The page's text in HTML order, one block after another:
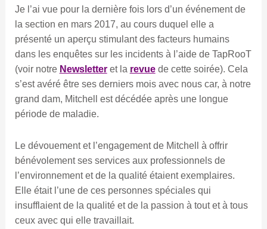
Je l’ai vue pour la dernière fois lors d’un événement de
la section en mars 2017, au cours duquel elle a
présenté un aperçu stimulant des facteurs humains
dans les enquêtes sur les incidents à l’aide de TapRooT
(voir notre Newsletteret la revuede cette soirée). Cela
s’est avéré être ses derniers mois avec nous car, à notre
grand dam, Mitchell est décédée après une longue
période de maladie.
Le dévouement et l’engagement de Mitchell à offrir
bénévolement ses services aux professionnels de
l’environnement et de la qualité étaient exemplaires.
Elle était l’une de ces personnes spéciales qui
insufflaient de la qualité et de la passion à tout et à tous
ceux avec qui elle travaillait.